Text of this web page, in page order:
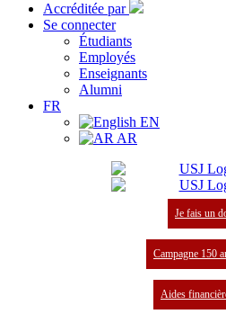
Accréditée par
Se connecter
Étudiants
Employés
Enseignants
Alumni
FR
EN
AR
Je fais un
Campagne 150
Aides